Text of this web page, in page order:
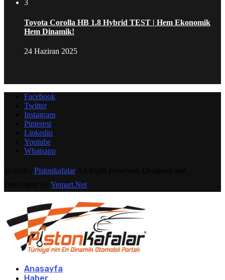
3
Toyota Corolla HB 1.8 Hybrid TEST | Hem Ekonomik
Hem Dinamik!
24 Haziran 2025
Facebook
Twitter
Instagram
Pinterest
Linkedin
Youtube
Whatsapp
PistonkafalarAll Right Reserved. Designed and
Vemart.Net
Anasayfa